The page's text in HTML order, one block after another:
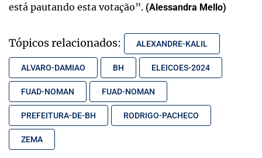
está pautando esta votação”. (Alessandra Mello)
Tópicos relacionados: ALEXANDRE-KALIL
ALVARO-DAMIAO BH ELEICOES-2024
FUAD-NOMAN FUAD-NOMAN
PREFEITURA-DE-BH RODRIGO-PACHECO
ZEMA